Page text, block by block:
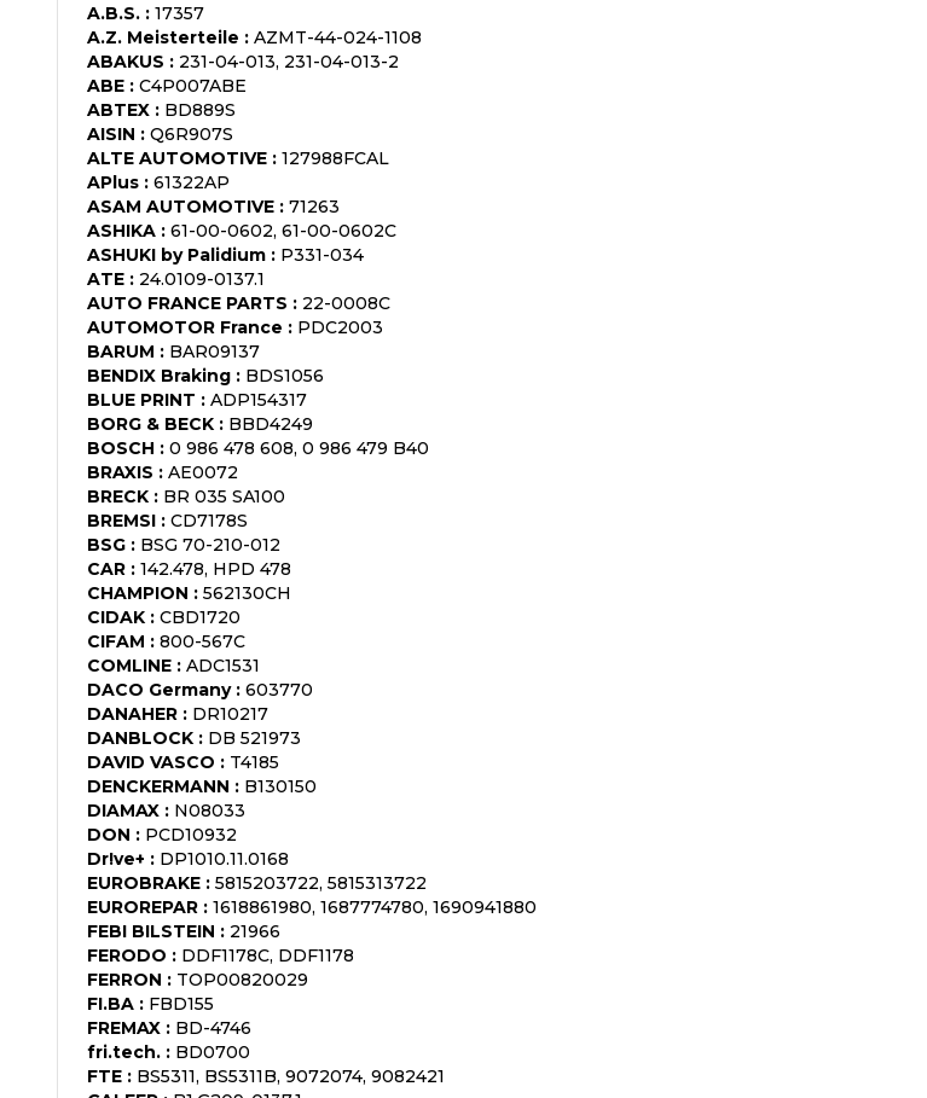
A.B.S. : 17357
A.Z. Meisterteile : AZMT-44-024-1108
ABAKUS : 231-04-013, 231-04-013-2
ABE : C4P007ABE
ABTEX : BD889S
AISIN : Q6R907S
ALTE AUTOMOTIVE : 127988FCAL
APlus : 61322AP
ASAM AUTOMOTIVE : 71263
ASHIKA : 61-00-0602, 61-00-0602C
ASHUKI by Palidium : P331-034
ATE : 24.0109-0137.1
AUTO FRANCE PARTS : 22-0008C
AUTOMOTOR France : PDC2003
BARUM : BAR09137
BENDIX Braking : BDS1056
BLUE PRINT : ADP154317
BORG & BECK : BBD4249
BOSCH : 0 986 478 608, 0 986 479 B40
BRAXIS : AE0072
BRECK : BR 035 SA100
BREMSI : CD7178S
BSG : BSG 70-210-012
CAR : 142.478, HPD 478
CHAMPION : 562130CH
CIDAK : CBD1720
CIFAM : 800-567C
COMLINE : ADC1531
DACO Germany: 603770
DANAHER : DR10217
DANBLOCK : DB 521973
DAVID VASCO : T4185
DENCKERMANN : B130150
DIAMAX : N08033
DON : PCD10932
Dr!ve+ : DP1010.11.0168
EUROBRAKE : 5815203722, 5815313722
EUROREPAR : 1618861980, 1687774780, 1690941880
FEBI BILSTEIN : 21966
FERODO : DDF1178C, DDF1178
FERRON : TOP00820029
FI.BA : FBD155
FREMAX : BD-4746
fri.tech. : BD0700
FTE : BS5311, BS5311B, 9072074, 9082421